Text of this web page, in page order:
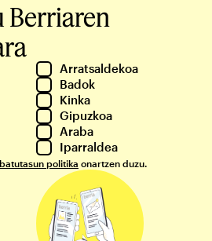
Berriaren
Arratsaldekoa
Badok
Kinka
Gipuzkoa
Araba
Iparraldea
politika onartzen duzu.